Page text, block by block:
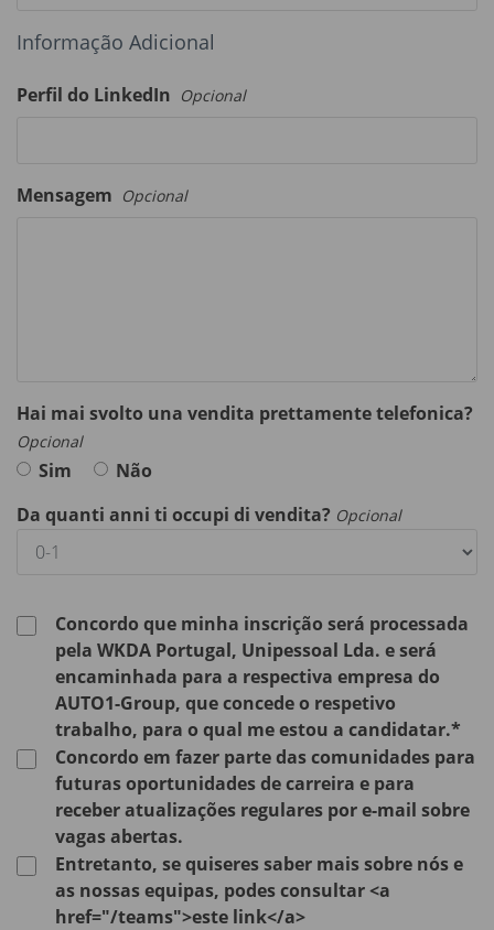
Informação Adicional
Perfil do LinkedIn Opcional
Mensagem Opcional
Hai mai svolto una vendita prettamente telefonica?
Opcional
Sim
Não
Da quanti anni ti occupi di vendita? Opcional
Concordo que minha inscrição será processada
pela WKDA Portugal, Unipessoal Lda. e será
encaminhada para a respectiva empresa do
AUTO1-Group, que concede o respetivo
trabalho, para o qual me estou a candidatar.*
Concordo em fazer parte das comunidades para
futuras oportunidades de carreira e para
receber atualizações regulares por e-mail sobre
vagas abertas.
Entretanto, se quiseres saber mais sobre nós e
as nossas equipas, podes consultar <a
href="/teams">este link</a>